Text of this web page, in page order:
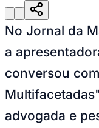
No Jornal da
a
conversou
advogada e